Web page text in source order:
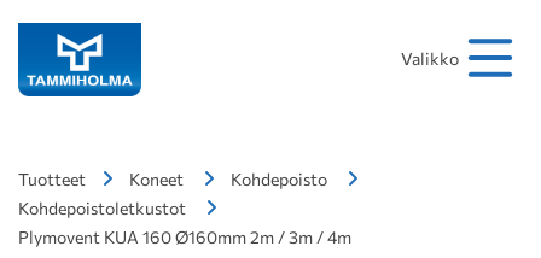
Valikko
Tuotteet Koneet
Kohdepoisto
Kohdepoistoletkustot
Plymovent KUA 160 Ø160mm 2m / 3m / 4m